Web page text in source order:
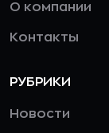
О компании
Контакты
РУБРИКИ
Новости